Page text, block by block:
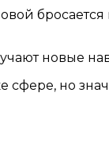
бросается
новые
сфере, но